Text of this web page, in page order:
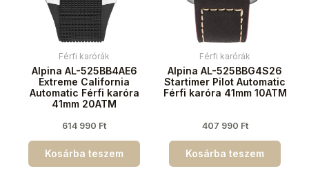
Férfi karórák
Alpina AL-525BB4AE6
Extreme California
Automatic Férfi karóra
41mm 20ATM
614 990 Ft
Kosárba teszem
Férfi karórák
Alpina AL-525BBG4S26
Startimer Pilot Automatic
Férfi karóra 41mm 10ATM
407 990 Ft
Kosárba teszem